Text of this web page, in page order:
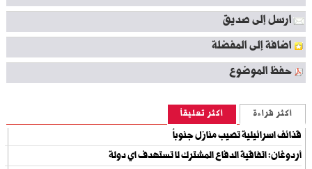
ارسل إلى صديق
اضافة إلى المفضلة
حفظ الموضوع
أكثر قراءة أكثر تعليقاً
قذائف اسرائيلية تصيب منازل جنوباً
أردوغان: اتفاقية الدفاع المشترك لا تستهدف اي دولة